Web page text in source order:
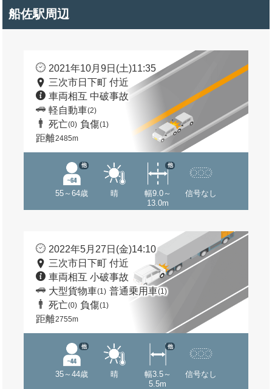
船佐駅周辺
2021年10月9日(土)11:35
三次市日下町 付近
車両相互 中破事故
軽自動車(2)
死亡(0) 負傷(1)
距離2485m
55～64歳
他
晴
幅9.0～
13.0m
他
信号なし
2022年5月27日(金)14:10
三次市日下町 付近
車両相互 小破事故
大型貨物車(1) 普通乗用車(1)
死亡(0) 負傷(1)
距離2755m
35～44歳
他
晴
幅3.5～
5.5m
他
信号なし